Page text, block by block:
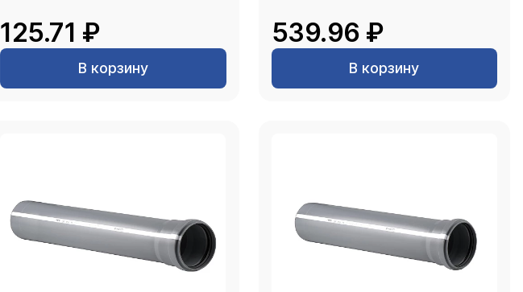
125.71 ₽
В корзину
539.96 ₽
В корзину